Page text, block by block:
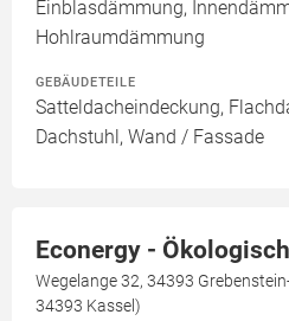
Einblasdämmung,
Hohlraumdämmung
GEBÄUDETEILE
Satteldacheindeckung,
Dachstuhl, Wand / Fassade
Econergy -
Wegelange 32, 34393
34393 Kassel)